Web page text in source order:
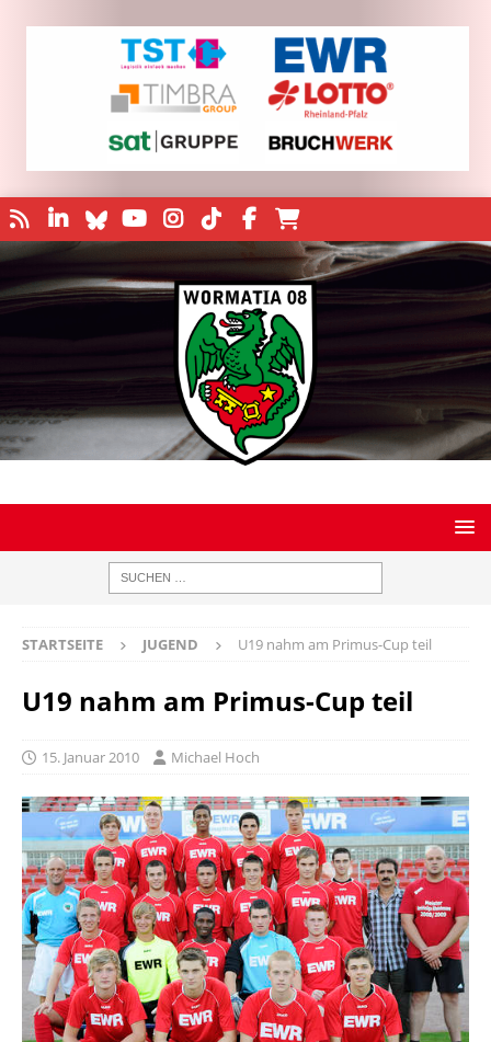
STARTSEITE JUGEND U19 nahm am Primus-Cup teil
U19 nahm am Primus-Cup teil
15. Januar 2010 Michael Hoch